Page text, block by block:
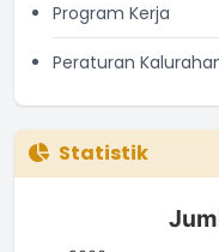
Program Kerja
Peraturan
Statistik
Jumlah Penduduk
Bar chart with 3 bars.